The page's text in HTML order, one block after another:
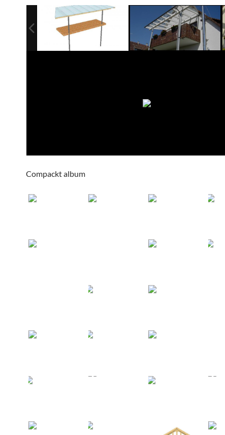
Compackt album